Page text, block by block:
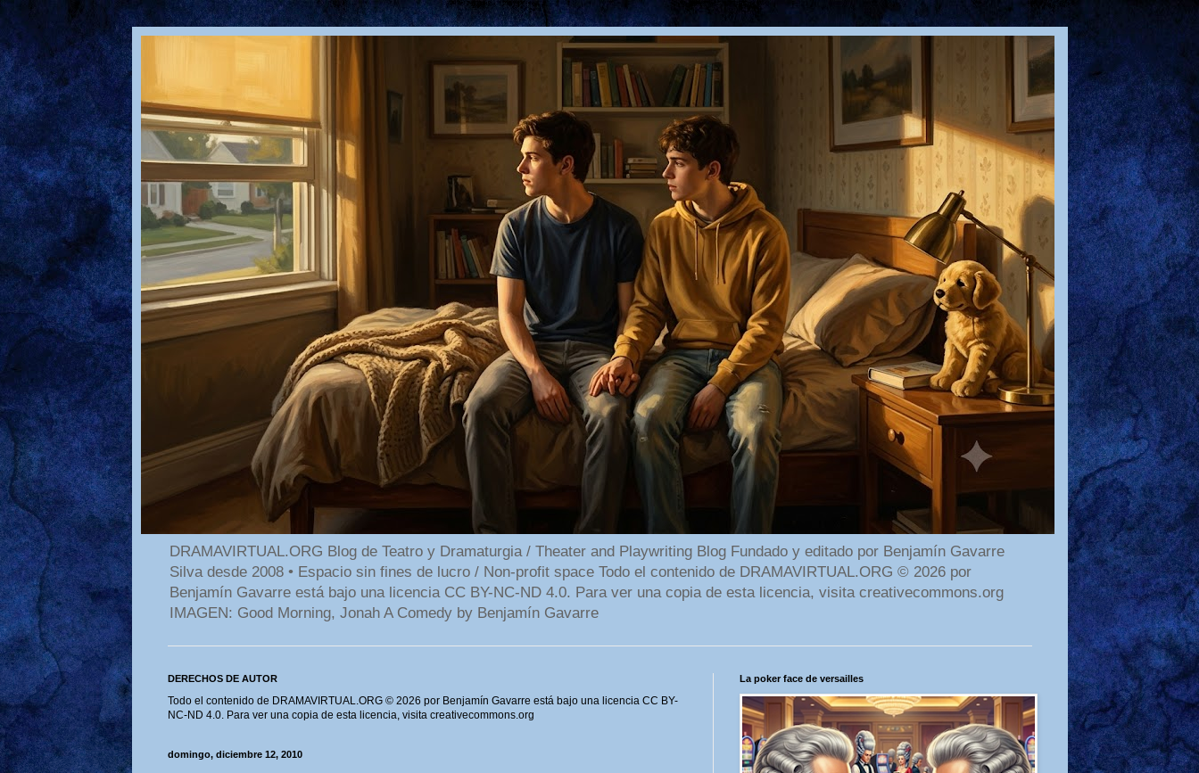
DRAMAVIRTUAL.ORG Blog de Teatro y Dramaturgia / Theater and Playwriting Blog Fundado y editado por Benjamín Gavarre
Silva desde 2008 • Espacio sin fines de lucro / Non-profit space Todo el contenido de DRAMAVIRTUAL.ORG © 2026 por
Benjamín Gavarre está bajo una licencia CC BY-NC-ND 4.0. Para ver una copia de esta licencia, visita creativecommons.org
IMAGEN: Good Morning, Jonah A Comedy by Benjamín Gavarre
DERECHOS DE AUTOR
Todo el contenido de DRAMAVIRTUAL.ORG © 2026 por Benjamín Gavarre está bajo una licencia CC BY-
NC-ND 4.0. Para ver una copia de esta licencia, visita creativecommons.org
domingo, diciembre 12, 2010
La poker face de versailles